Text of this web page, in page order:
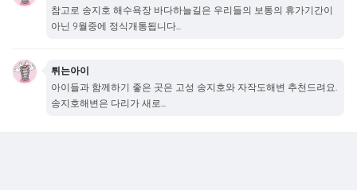
참고로 송지호 해수욕장 바다하늘길은 우리들의 보통의 휴가기간이
아닌 9월중에 정식개통됩니다...
튀는아이
아이들과 함께하기 좋은 곳은 고성 송지호와 자작도해변 추천드려요.
송지호해변은 다리가 새로...